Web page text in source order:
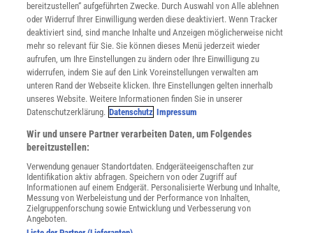
Datenschutz
Nutzungsbedingungen
Cookie-Einstellungen
Utiq verwalten
Nutzungsbasierte Onlinewerbung
Alle Artikel
Impressum
Angebote für Schulen
Angebote für Institutionen
Sprachen lernen mit Gymglish
Lexika
Für Spektrum schreiben
Zugänglichkeitserklärung
bereitzustellen“ aufgeführten Zwecke. Durch Auswahl von Alle ablehnen
oder Widerruf Ihrer Einwilligung werden diese deaktiviert. Wenn Tracker
deaktiviert sind, sind manche Inhalte und Anzeigen möglicherweise nicht
mehr so relevant für Sie. Sie können dieses Menü jederzeit wieder
aufrufen, um Ihre Einstellungen zu ändern oder Ihre Einwilligung zu
widerrufen, indem Sie auf den Link Voreinstellungen verwalten am
unteren Rand der Webseite klicken. Ihre Einstellungen gelten innerhalb
unseres Website. Weitere Informationen finden Sie in unserer
Datenschutzerklärung. Datenschutz Impressum
Wir und unsere Partner verarbeiten Daten, um Folgendes
bereitzustellen:
Verwendung genauer Standortdaten. Endgeräteeigenschaften zur
Identifikation aktiv abfragen. Speichern von oder Zugriff auf
Informationen auf einem Endgerät. Personalisierte Werbung und Inhalte,
Messung von Werbeleistung und der Performance von Inhalten,
Zielgruppenforschung sowie Entwicklung und Verbesserung von
Angeboten.